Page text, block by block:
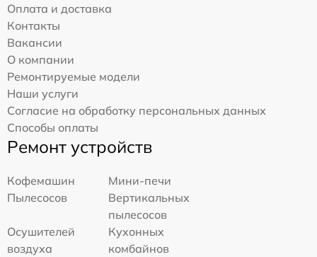
Оплата и доставка
Контакты
Вакансии
О компании
Ремонтируемые модели
Наши услуги
Согласие на обработку персональных данных
Способы оплаты
Ремонт устройств
Кофемашин
Мини-печи
Пылесосов
Вертикальных
пылесосов
Осушителей
воздуха
Кухонных
комбайнов